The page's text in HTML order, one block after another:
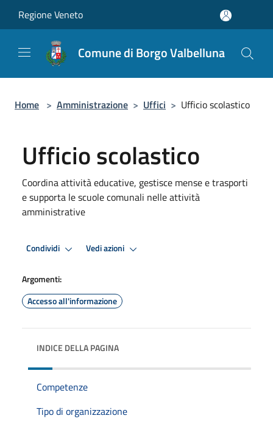
Regione Veneto
Comune di Borgo Valbelluna
Home > Amministrazione > Uffici > Ufficio scolastico
Ufficio scolastico
Coordina attività educative, gestisce mense e trasporti
e supporta le scuole comunali nelle attività
amministrative
Condividi Vedi azioni
Argomenti:
Accesso all'informazione
INDICE DELLA PAGINA
Competenze
Tipo di organizzazione